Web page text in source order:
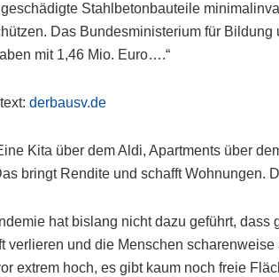
Stahlbetonbauteile
Das Bundesministerium für
mit 1,46 Mio. Euro….“
derbausv.de
Kita über dem Aldi, Apartments über
bringt Rendite und schafft Wohnungen.
hat bislang nicht dazu geführt, dass
verlieren und die Menschen
extrem hoch, es gibt kaum noch freie